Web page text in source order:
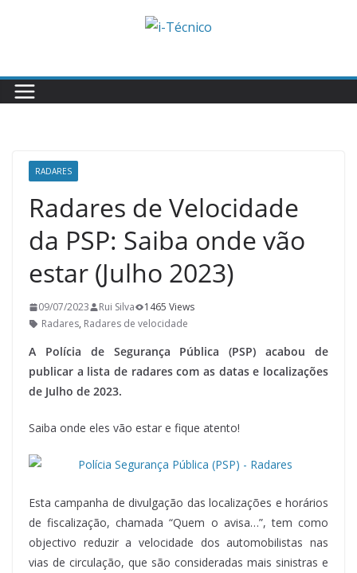
RADARES
Radares de Velocidade
da PSP: Saiba onde vão
estar (Julho 2023)
09/07/2023 Rui Silva
1465 Views
Radares, Radares de velocidade
A Polícia de Segurança Pública (PSP) acabou de
publicar a lista de radares com as datas e localizações
de Julho de 2023.
Saiba onde eles vão estar e fique atento!
Esta campanha de divulgação das localizações e horários
de fiscalização, chamada “Quem o avisa…”, tem como
objectivo reduzir a velocidade dos automobilistas nas
vias de circulação, que são consideradas mais sinistras e